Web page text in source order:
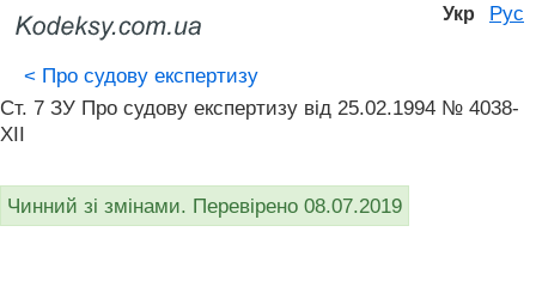
Укр Рус
< Про судову експертизу
Ст. 7 ЗУ Про судову експертизу від 25.02.1994 № 4038-
XII
Чинний зі змінами. Перевірено 08.07.2019